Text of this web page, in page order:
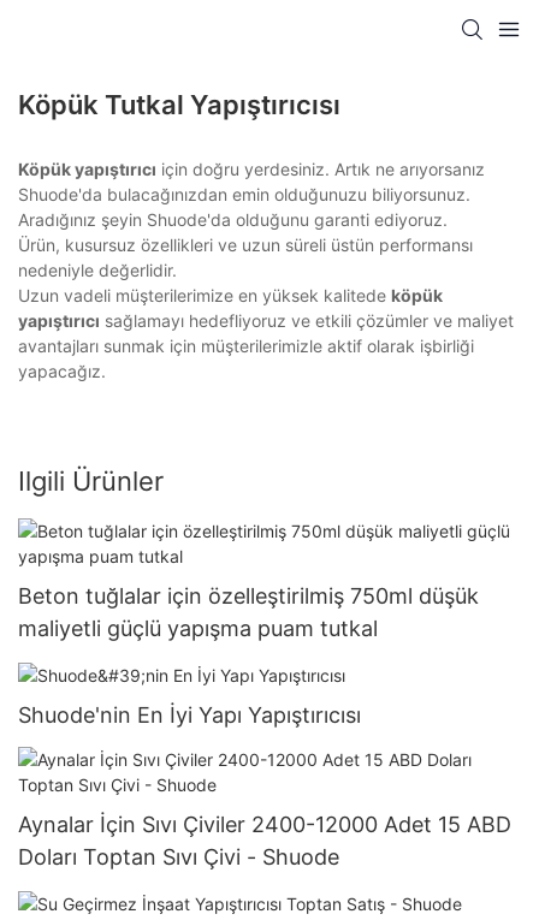
Köpük Tutkal Yapıştırıcısı
Köpük yapıştırıcı için doğru yerdesiniz. Artık ne arıyorsanız
Shuode'da bulacağınızdan emin olduğunuzu biliyorsunuz.
Aradığınız şeyin Shuode'da olduğunu garanti ediyoruz.
Ürün, kusursuz özellikleri ve uzun süreli üstün performansı
nedeniyle değerlidir.
Uzun vadeli müşterilerimize en yüksek kalitede köpük
yapıştırıcı sağlamayı hedefliyoruz ve etkili çözümler ve maliyet
avantajları sunmak için müşterilerimizle aktif olarak işbirliği
yapacağız.
Ilgili Ürünler
Beton tuğlalar için özelleştirilmiş 750ml düşük
maliyetli güçlü yapışma puam tutkal
Shuode'nin En İyi Yapı Yapıştırıcısı
Aynalar İçin Sıvı Çiviler 2400-12000 Adet 15 ABD
Doları Toptan Sıvı Çivi - Shuode